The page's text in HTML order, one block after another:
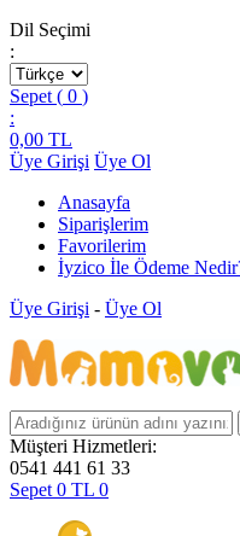
Dil Seçimi
:
Sepet ( 0 )
:
0,00 TL
Üye Girişi Üye Ol
Anasayfa
Siparişlerim
Favorilerim
İyzico İle Ödeme
Üye Girişi - Üye Ol
Müşteri Hizmetleri:
0541 441 61 33
Sepet 0 TL 0